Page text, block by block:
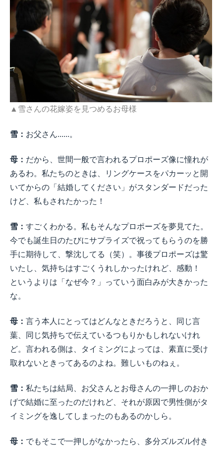
▲雪さんの花嫁姿を見つめるお母様
雪： お父さん......。
母： だから、世間一般で言われるプロポーズ像に憧れが
あるわ。私たちのときは、リングケースをパカーッと開
いてからの「結婚してください」がスタンダードだった
けど、私もされたかった！
雪： すごくわかる。私もそんなプロポーズを夢見てた。
今でも誕生日のたびにサプライズで祝ってもらうのを勝
手に期待して、撃沈してる（笑）。事後プロポーズは驚
いたし、気持ちはすごくうれしかったけれど、感動！
というよりは「なぜ今？」っていう面白みが大きかった
な。
母： 言う本人にとってはどんなときだろうと、同じ言
葉、同じ気持ちで伝えているつもりかもしれないけれ
ど。言われる側は、タイミングによっては、素直に受け
取れないときってあるのよね。難しいものねぇ。
雪： 私たちは結局、お父さんとお母さんの一押しのおか
げで結婚に至ったのだけれど、それが原因で男性側がタ
イミングを逸してしまったのもあるのかしら。
母： でもそこで一押しがなかったら、多分ズルズル付き